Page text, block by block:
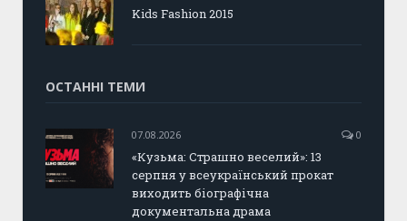
Kids Fashion 2015
ОСТАННІ ТЕМИ
07.08.2026 0
«Кузьма: Страшно веселий»: 13
серпня у всеукраїнський прокат
виходить біографічна
документальна драма